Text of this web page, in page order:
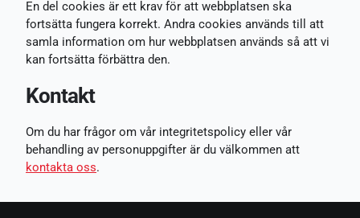
En del cookies är ett krav för att webbplatsen ska
fortsätta fungera korrekt. Andra cookies används till att
samla information om hur webbplatsen används så att vi
kan fortsätta förbättra den.
Kontakt
Om du har frågor om vår integritetspolicy eller vår
behandling av personuppgifter är du välkommen att
kontakta oss.